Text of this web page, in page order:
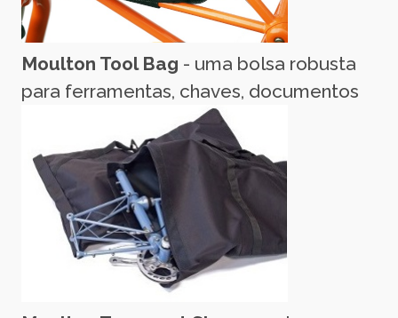
Moulton Tool Bag - uma bolsa robusta
para ferramentas, chaves, documentos